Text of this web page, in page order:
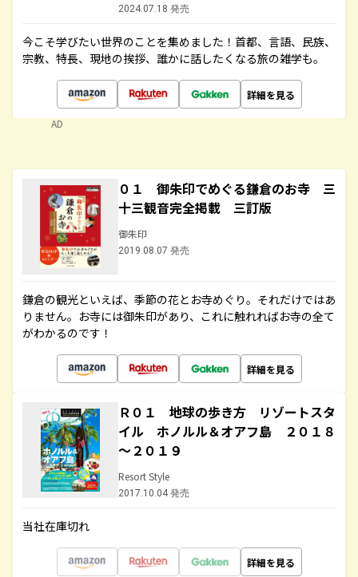
2024.07.18 発売
今こそ学びたい世界のことを集めました！首都、言語、民族、
宗教、特長、現地の挨拶、誰かに話したくなる旅の雑学も。
詳細を見る
AD
０１ 御朱印でめぐる鎌倉のお寺 三
十三観音完全掲載 三訂版
御朱印
2019.08.07 発売
鎌倉の観光といえば、季節の花とお寺めぐり。それだけではあ
りません。お寺には御朱印があり、これに触れればお寺の全て
がわかるのです！
詳細を見る
Ｒ０１ 地球の歩き方 リゾートスタ
イル ホノルル＆オアフ島 ２０１８
～２０１９
Resort Style
2017.10.04 発売
当社在庫切れ
詳細を見る